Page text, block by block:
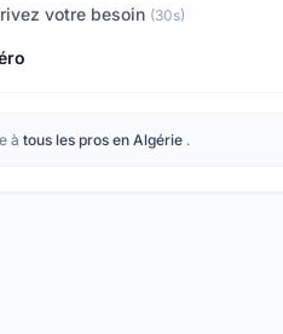
votre besoin (30s)
à tous les pros en Algérie .